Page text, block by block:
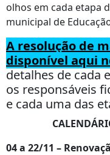
olhos em cada etapa
municipal de
A resolução de
disponível aqui
detalhes de cada
os responsáveis
e cada uma das
04 a 22/11 –